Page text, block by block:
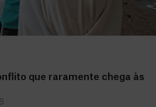
que raramente chega às